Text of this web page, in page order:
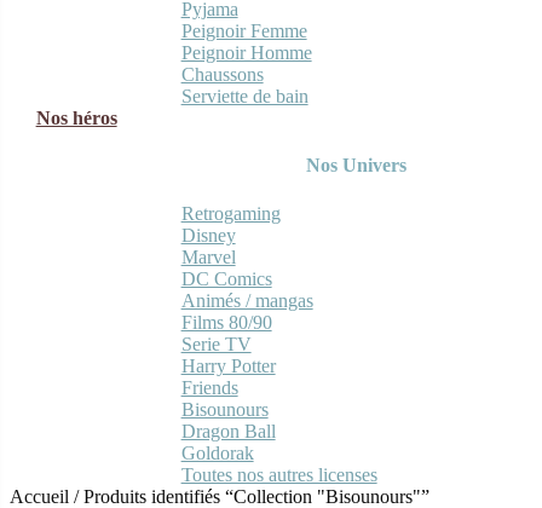
Pyjama
Peignoir Femme
Peignoir Homme
Chaussons
Serviette de bain
Nos héros
Nos Univers
Retrogaming
Disney
Marvel
DC Comics
Animés / mangas
Films 80/90
Serie TV
Harry Potter
Friends
Bisounours
Dragon Ball
Goldorak
Toutes nos autres licenses
Accueil /Produits identifiés “Collection "Bisounours"”